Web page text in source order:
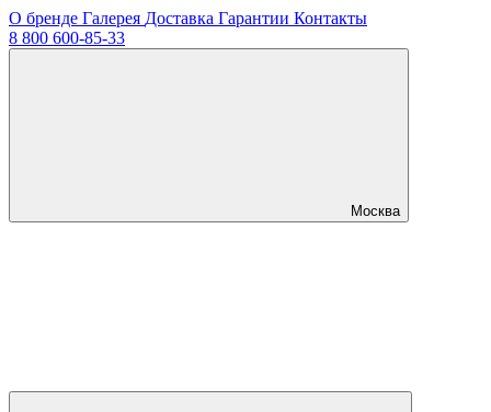
О бренде Галерея Доставка Гарантии Контакты
8 800 600-85-33
Москва